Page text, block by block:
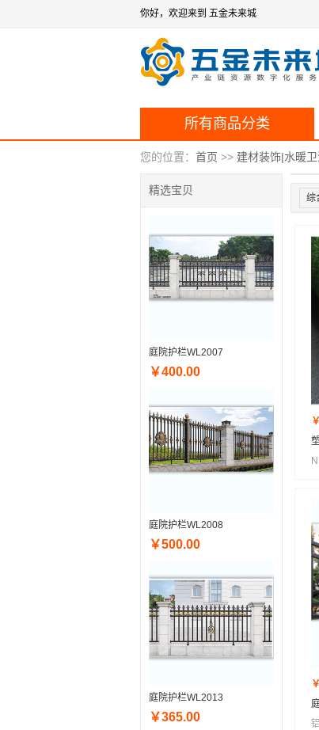
你好，欢迎来到 五金未来城
所有商品分类
您的位置： 首页 >> 建材装饰|水暖
精选宝贝
庭院护栏WL2007
￥400.00
庭院护栏WL2008
￥500.00
庭院护栏WL2013
￥365.00
综